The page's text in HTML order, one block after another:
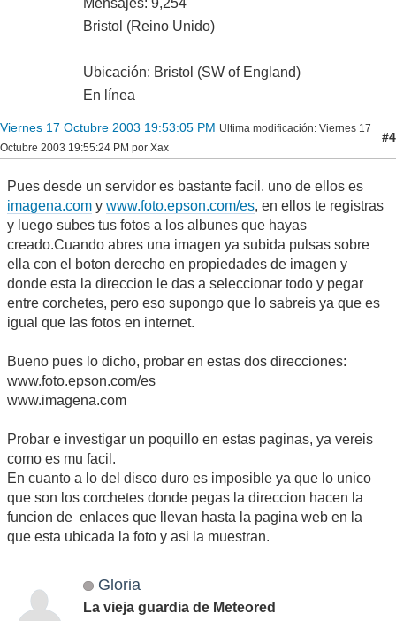
Mensajes: 9,254
Bristol (Reino Unido)
Ubicación: Bristol (SW of England)
En línea
Viernes 17 Octubre 2003 19:53:05 PM Ultima modificación: Viernes 17
Octubre 2003 19:55:24 PM por Xax
#4
Pues desde un servidor es bastante facil. uno de ellos es
imagena.com y www.foto.epson.com/es, en ellos te registras
y luego subes tus fotos a los albunes que hayas
creado.Cuando abres una imagen ya subida pulsas sobre
ella con el boton derecho en propiedades de imagen y
donde esta la direccion le das a seleccionar todo y pegar
entre corchetes, pero eso supongo que lo sabreis ya que es
igual que las fotos en internet.
Bueno pues lo dicho, probar en estas dos direcciones:
www.foto.epson.com/es
www.imagena.com
Probar e investigar un poquillo en estas paginas, ya vereis
como es mu facil.
En cuanto a lo del disco duro es imposible ya que lo unico
que son los corchetes donde pegas la direccion hacen la
funcion de enlaces que llevan hasta la pagina web en la
que esta ubicada la foto y asi la muestran.
Gloria
La vieja guardia de Meteored